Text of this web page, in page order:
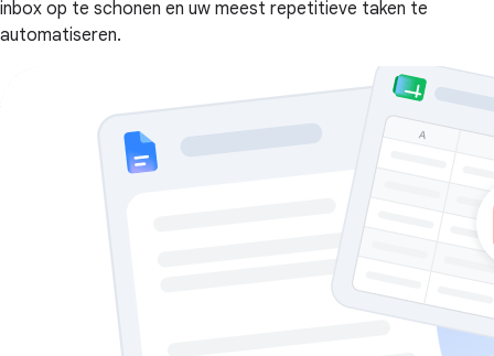
inbox op te schonen en uw meest repetitieve taken te
automatiseren.